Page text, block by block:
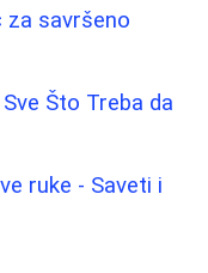
za savršeno
Što Treba da
ruke - Saveti i